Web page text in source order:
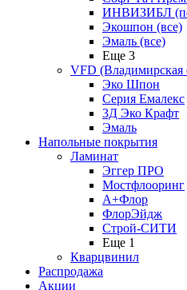
ИНВИЗИБЛ
Экошпон (все)
Эмаль (все)
Еще 3
VFD (Владимирская
Эко Шпон
Серия Емалекс
3Д Эко Крафт
Эмаль
Напольные покрытия
Ламинат
Эггер ПРО
Мостфлооринг
А+Флор
ФлорЭйдж
Строй-СИТИ
Еще 1
Кварцвинил
Распродажа
Акции